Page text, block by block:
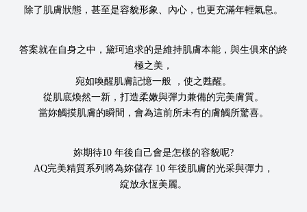
除了肌膚狀態，甚至是容貌形象、內心，也更充滿年輕氣息。
答案就在自身之中，黛珂追求的是維持肌膚本能，與生俱來的終
極之美，
宛如喚醒肌膚記憶一般 ，使之甦醒。
從肌底煥然一新，打造柔嫩與彈力兼備的完美膚質。
當妳觸摸肌膚的瞬間，會為這前所未有的膚觸所驚喜。
妳期待10 年後自己會是怎樣的容貌呢?
AQ完美精質系列將為妳儲存 10 年後肌膚的光采與彈力，
綻放永恆美麗。